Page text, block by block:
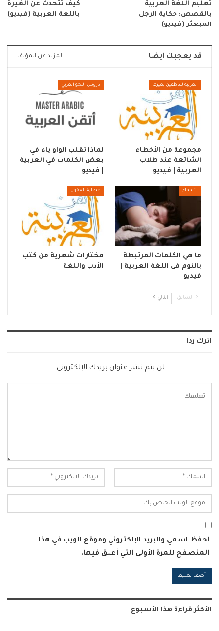
تعليم اللغة العربية
بالقصص: حكاية الرجل
المبعثر (فيديو)
كيف تتحدث عن الغيرة
باللغة العربية (فيديو)
قد يعجبك ايضا المزيد عن المؤلف
العربية للناطقين بغيرها
مجموعة من الأخطاء
الشائعة عند طلاب
العربية | فيديو
دروس النحو العربي
لماذا تقلب الواو ياء في
بعض الكلمات في العربية
| فيديو
الأسماء
ما هي الكلمات المرتبطة
بالنوم في اللغة العربية |
فيديو
عصارة العقول
مختارات شعرية من كتب
الأدب واللغة
السابق التالي
اترك ردا
لن يتم نشر عنوان بريدك الإلكتروني.
احفظ اسمي والبريد الإلكتروني وموقع الويب في هذا
المتصفح للمرة الأولى التي أعلق فيها.
الأكثر قراءة هذا الأسبوع